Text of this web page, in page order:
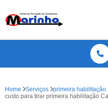
Home Serviços primeira habilitação
custo para tirar primeira habilitação